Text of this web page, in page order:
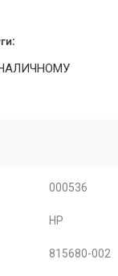
000536
HP
815680-002